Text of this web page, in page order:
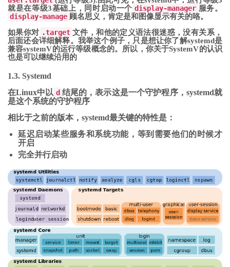
就是在等级3基础上，同时启动一个 display-manager 服务。
display-manage 顾名思义，肯定是和图像显示有关的咯。
如果你对 .target 文件，和他的定义语法很迷惑，没有关系，
后面还会详细解释。我举这个例子，只是想让你了解systemd是
兼容systemV的运行等级概念的。所以，你关于SystemV的认识
也是可以继续沿用的
1.3. Systemd
在Linux中以 d 结尾的，表示这是一个守护程序，systemd就
是这个系统的守护程序
相比于之前的版本，systemd最关键的特性是：
延迟启动某些服务和系统功能，等到需要他们的时候才
开启
完全并行启动